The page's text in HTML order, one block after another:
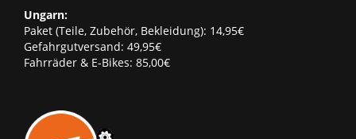
Ungarn:
Paket (Teile, Zubehör, Bekleidung): 14,95€
Gefahrgutversand: 49,95€
Fahrräder & E-Bikes: 85,00€